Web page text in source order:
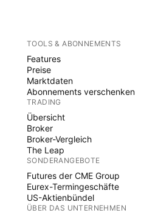
TOOLS & ABONNEMENTS
Features
Preise
Marktdaten
Abonnements verschenken
TRADING
Übersicht
Broker
Broker-Vergleich
The Leap
SONDERANGEBOTE
Futures der CME Group
Eurex-Termingeschäfte
US-Aktienbündel
ÜBER DAS UNTERNEHMEN